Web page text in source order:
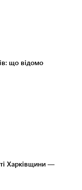
що відомо
Харківщини —